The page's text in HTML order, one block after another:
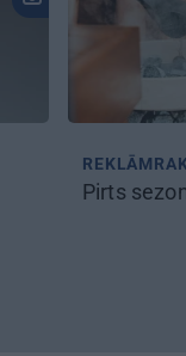
Pirts